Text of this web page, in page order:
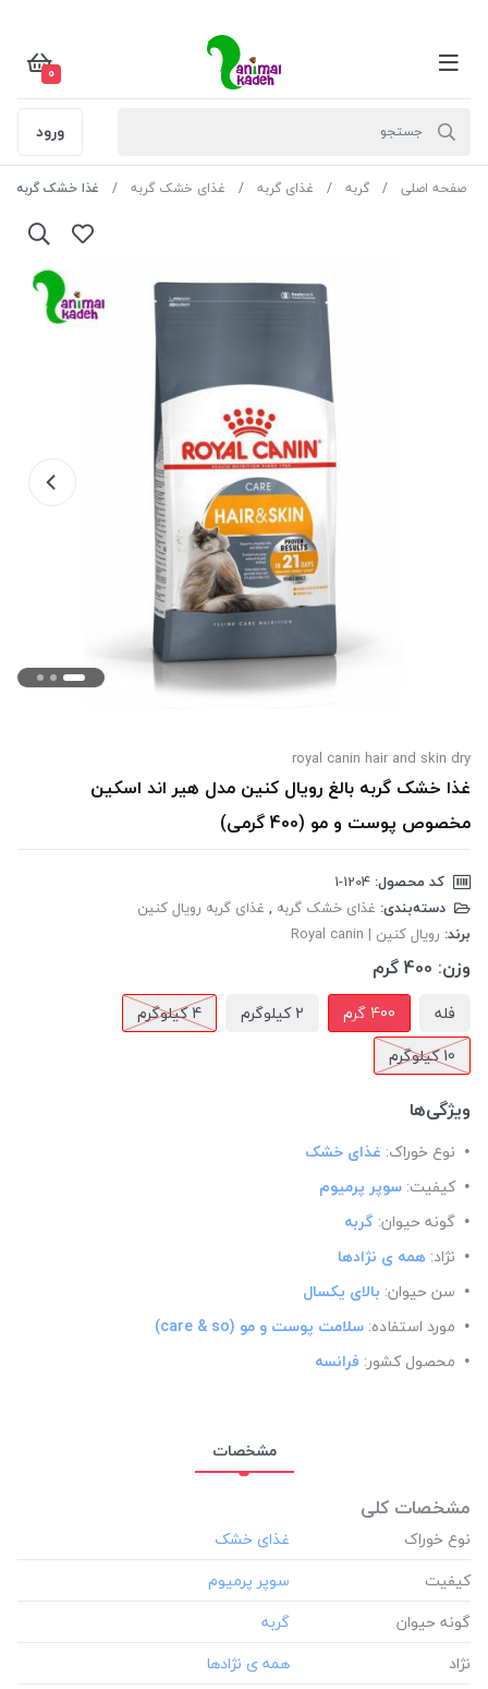
0
ورود
صفحه اصلی گربه غذای گربه غذای خشک گربه غذا خشک گربه
royal canin hair and skin dry
غذا خشک گربه بالغ رویال کنین مدل هیر اند اسکین
مخصوص پوست و مو (400 گرمی)
کد محصول:
دسته‌بندی: غذای خشک گربه , غذای گربه رویال کنین
برند: رویال کنین | Royal canin
وزن: 400 گرم
فله 400 گرم 2 کیلوگرم
4 کیلوگرم
10 کیلوگرم
ویژگی‌ها
نوع خوراک: غذای خشک
کیفیت: سوپر پرمیوم
گونه حیوان: گربه
نژاد: همه ی نژادها
سن حیوان: بالای یکسال
مورد استفاده: سلامت پوست و مو (care & so)
محصول کشور: فرانسه
مشخصات
مشخصات کلی
نوع خوراک
کیفیت
گونه حیوان
نژاد